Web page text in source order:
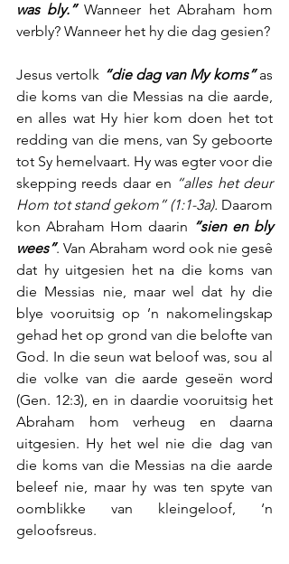
was bly.” Wanneer het Abraham hom
verbly? Wanneer het hy die dag gesien?
Jesus vertolk “die dag van My koms” as
die koms van die Messias na die aarde,
en alles wat Hy hier kom doen het tot
redding van die mens, van Sy geboorte
tot Sy hemelvaart. Hy was egter voor die
skepping reeds daar en “alles het deur
Hom tot stand gekom” (1:1-3a). Daarom
kon Abraham Hom daarin “sien en bly
wees”. Van Abraham word ook nie gesê
dat hy uitgesien het na die koms van
die Messias nie, maar wel dat hy die
blye vooruitsig op ’n nakomelingskap
gehad het op grond van die belofte van
God. In die seun wat beloof was, sou al
die volke van die aarde geseën word
(Gen. 12:3), en in daardie vooruitsig het
Abraham hom verheug en daarna
uitgesien. Hy het wel nie die dag van
die koms van die Messias na die aarde
beleef nie, maar hy was ten spyte van
oomblikke van kleingeloof, ‘n
geloofsreus.